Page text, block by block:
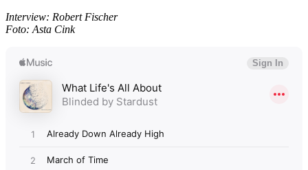
Interview: Robert Fischer
Foto: Asta Cink